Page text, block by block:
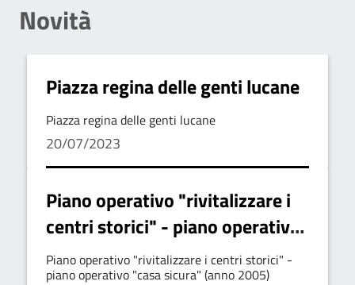
Novità
Piazza regina delle genti lucane
Piazza regina delle genti lucane
20/07/2023
Piano operativo "rivitalizzare i
centri storici" - piano operativo
"casa sicura" (anno 2005)
Piano operativo "rivitalizzare i centri storici" -
piano operativo "casa sicura" (anno 2005)